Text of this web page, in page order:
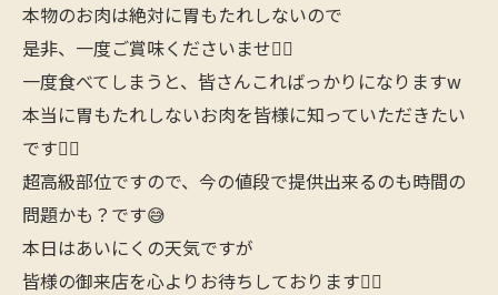
本物のお肉は絶対に胃もたれしないので
是非、一度ご賞味くださいませ🙇‍♂️
一度食べてしまうと、皆さんこればっかりになりますw
本当に胃もたれしないお肉を皆様に知っていただきたい
です🙋‍♂️
超高級部位ですので、今の値段で提供出来るのも時間の
問題かも？です😅
本日はあいにくの天気ですが
皆様の御来店を心よりお待ちしております🙇‍♂️